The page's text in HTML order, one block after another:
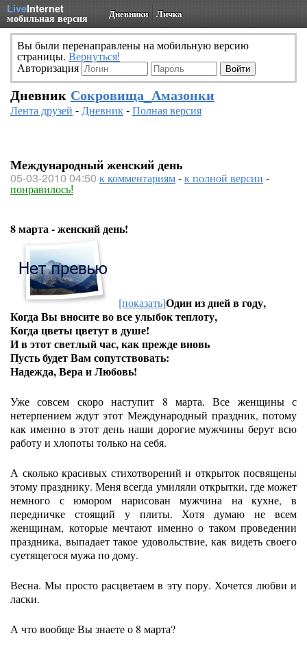
LiveInternet
мобильная версия Дневники Личка
Вы были перенаправлены на мобильную версию
страницы. Вернуться!
Авторизация
Дневник Сокровища_Амазонки
Лента друзей -Дневник-Полная версия
Международный женский день
05-03-2010 04:50 к комментариям-к полной версии -
понравилось!
8 марта - женский день!
[показать]Один из дней в году,
Когда Вы вносите во все улыбок теплоту,
Когда цветы цветут в душе!
И в этот светлый час, как прежде вновь
Пусть будет Вам сопутствовать:
Надежда, Вера и Любовь!
Уже совсем скоро наступит 8 марта. Все женщины с
нетерпением ждут этот Международный праздник, потому
как именно в этот день наши дорогие мужчины берут всю
работу и хлопоты только на себя.
А сколько красивых стихотворений и открыток посвящены
этому празднику. Меня всегда умиляли открытки, где может
немного с юмором нарисован мужчина на кухне, в
передничке стоящий у плиты. Хотя думаю не всем
женщинам, которые мечтают именно о таком проведении
праздника, выпадает такое удовольствие, как видеть своего
суетящегося мужа по дому.
Весна. Мы просто расцветаем в эту пору. Хочется любви и
ласки.
А что вообще Вы знаете о 8 марта?